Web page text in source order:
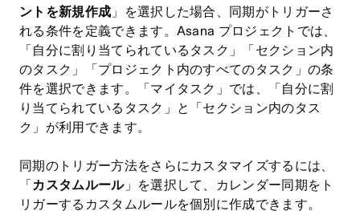
ントを新規作成 」を選択した場合、同期がトリガーさ
れる条件を定義できます。Asana プロジェクトでは、
「自分に割り当てられているタスク」「セクション内
のタスク」「プロジェクト内のすべてのタスク」の条
件を選択できます。「マイタスク」では、「自分に割
り当てられているタスク」と「セクション内のタス
ク」が利用できます。
同期のトリガー方法をさらにカスタマイズするには、
「カスタムルール」を選択して、カレンダー同期をト
リガーするカスタムルールを個別に作成できます。